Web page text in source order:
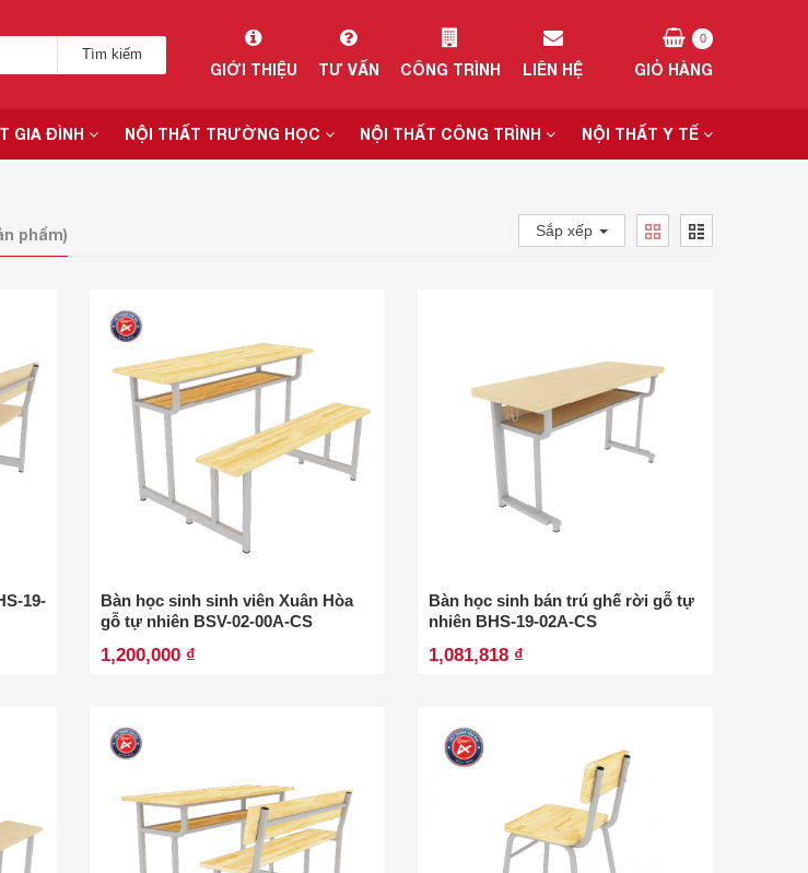
Tìm kiếm
GIỚI THIỆU TƯ VẤN CÔNG TRÌNH LIÊN HỆ GIỎ HÀNG
0
GIA ĐÌNH NỘI THẤT TRƯỜNG HỌC NỘI THẤT CÔNG TRÌNH NỘI THẤT Y TẾ
phẩm) Sắp xếp
19-
Bàn học sinh sinh viên Xuân Hòa
gỗ tự nhiên BSV-02-00A-CS
1,200,000 ₫
Bàn học sinh bán trú ghế rời gỗ tự
nhiên BHS-19-02A-CS
1,081,818 ₫